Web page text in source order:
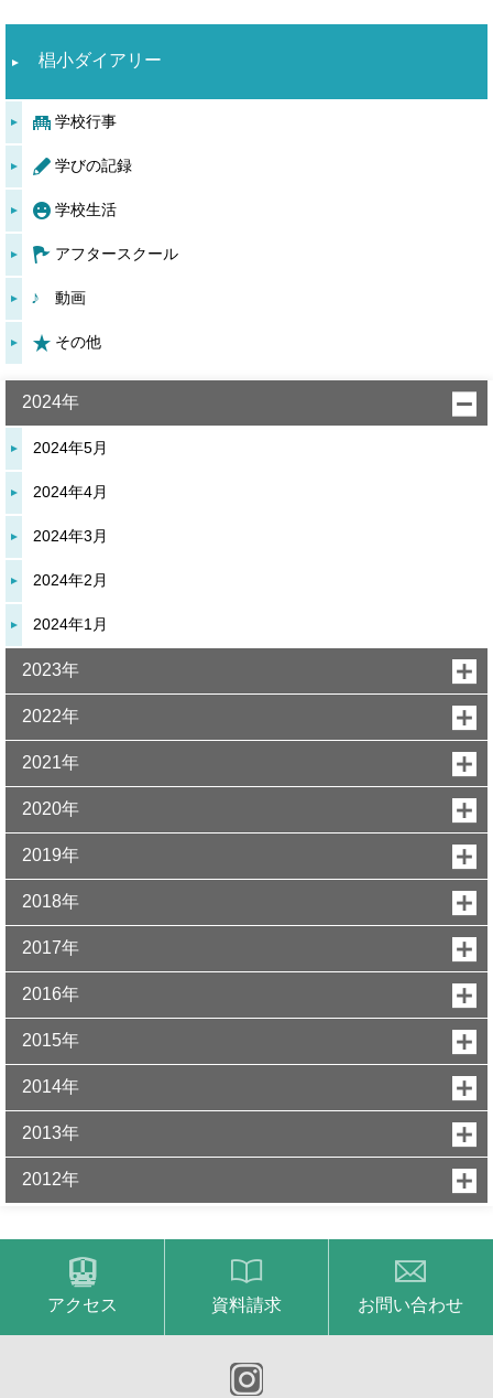
椙小ダイアリー
学校行事
学びの記録
学校生活
アフタースクール
動画
その他
2024年
2024年5月
2024年4月
2024年3月
2024年2月
2024年1月
2023年
2022年
2021年
2020年
2019年
2018年
2017年
2016年
2015年
2014年
2013年
2012年
アクセス 資料請求 お問い合わせ